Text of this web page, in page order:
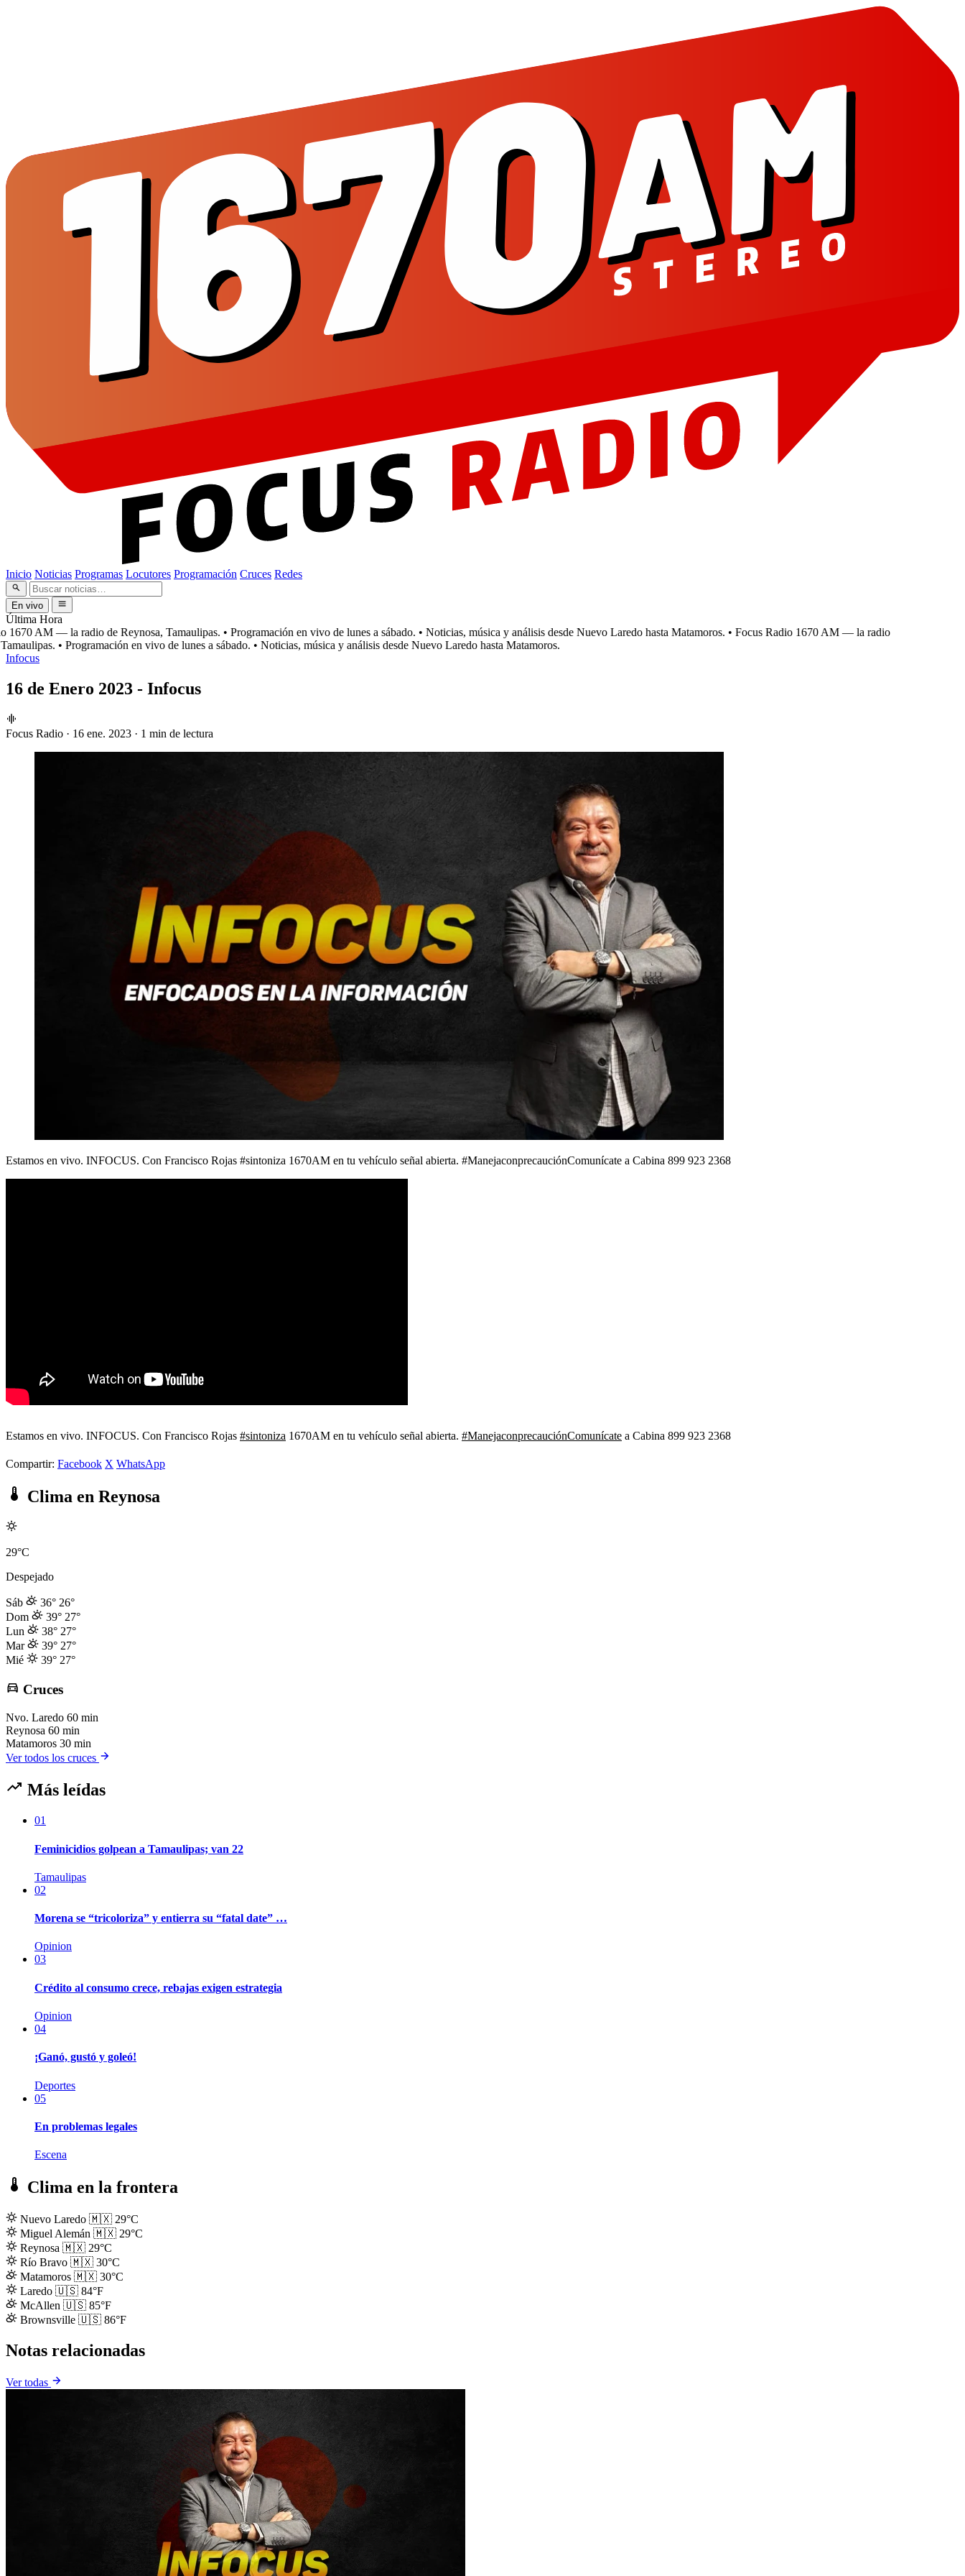
Inicio Noticias Programas Locutores Programación Cruces Redes
En vivo
Última Hora
AM — la radio de Reynosa, Tamaulipas. • Programación en vivo de lunes a sábado. • Noticias, música y análisis desde Nuevo Laredo hasta Matamoros. • Focus Radio 1670 AM — la radio
• Programación en vivo de lunes a sábado. • Noticias, música y análisis desde Nuevo Laredo hasta Matamoros.
Infocus
16 de Enero 2023 - Infocus
Focus Radio · 16 ene. 2023 · 1 min de lectura
Estamos en vivo. INFOCUS. Con Francisco Rojas #sintoniza 1670AM en tu vehículo señal abierta. #ManejaconprecauciónComunícate a Cabina 899 923 2368
Estamos en vivo. INFOCUS. Con Francisco Rojas #sintoniza 1670AM en tu vehículo señal abierta. #ManejaconprecauciónComunícate a Cabina 899 923 2368
Compartir: Facebook X WhatsApp
Clima en Reynosa
29°C
Despejado
Sáb 36° 26°
Dom
39° 27°
Lun
38° 27°
Mar
39° 27°
Mié
39° 27°
Cruces
Nvo. Laredo 60 min
Reynosa 60 min
Matamoros 30 min
Ver todos los cruces
Más leídas
01
Feminicidios golpean a Tamaulipas; van 22
Tamaulipas
02
Morena se “tricoloriza” y entierra su “fatal date” …
Opinion
03
Crédito al consumo crece, rebajas exigen estrategia
Opinion
04
¡Ganó, gustó y goleó!
Deportes
05
En problemas legales
Escena
Clima en la frontera
Nuevo Laredo 🇲🇽 29°C
Miguel Alemán 🇲🇽 29°C
Reynosa 🇲🇽 29°C
Río Bravo 🇲🇽 30°C
Matamoros 🇲🇽 30°C
Laredo 🇺🇸 84°F
McAllen 🇺🇸 85°F
Brownsville 🇺🇸 86°F
Notas relacionadas
Ver todas